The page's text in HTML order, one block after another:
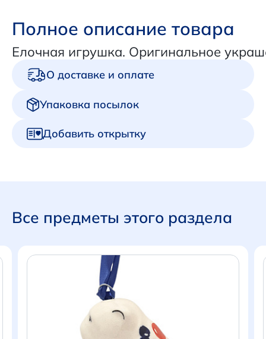
Полное описание товара
Елочная игрушка. Оригинальное
О доставке и оплате
Упаковка посылок
Добавить открытку
Все предметы этого раздела